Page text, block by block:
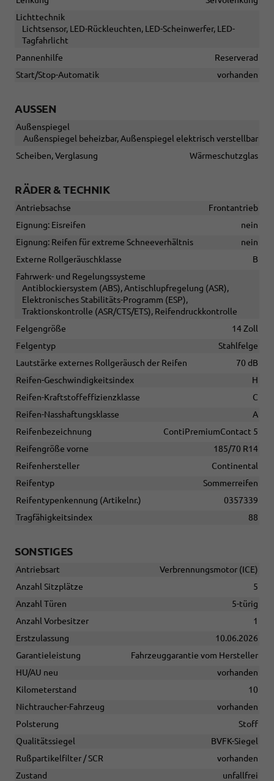
Lichttechnik
Lichtsensor, LED-Rückleuchten, LED-Scheinwerfer, LED-
Tagfahrlicht
Pannenhilfe
Reserverad
Start/Stop-Automatik
vorhanden
AUSSEN
Außenspiegel
Außenspiegel beheizbar, Außenspiegel elektrisch verstellbar
Scheiben, Verglasung
Wärmeschutzglas
RÄDER & TECHNIK
Antriebsachse
Frontantrieb
Eignung: Eisreifen
nein
Eignung: Reifen für extreme Schneeverhältnis
nein
Externe Rollgeräuschklasse
B
Fahrwerk- und Regelungssysteme
Antiblockiersystem (ABS), Antischlupfregelung (ASR),
Elektronisches Stabilitäts-Programm (ESP),
Traktionskontrolle (ASR/CTS/ETS), Reifendruckkontrolle
Felgengröße
14 Zoll
Felgentyp
Stahlfelge
Lautstärke externes Rollgeräusch der Reifen
70 dB
Reifen-Geschwindigkeitsindex
H
Reifen-Kraftstoffeffizienzklasse
C
Reifen-Nasshaftungsklasse
A
Reifenbezeichnung
ContiPremiumContact 5
Reifengröße vorne
185/70 R14
Reifenhersteller
Continental
Reifentyp
Sommerreifen
Reifentypenkennung (Artikelnr.)
0357339
Tragfähigkeitsindex
88
SONSTIGES
Antriebsart
Verbrennungsmotor (ICE)
Anzahl Sitzplätze
5
Anzahl Türen
5-türig
Anzahl Vorbesitzer
1
Erstzulassung
10.06.2026
Garantieleistung
Fahrzeuggarantie vom Hersteller
HU/AU neu
vorhanden
Kilometerstand
10
Nichtraucher-Fahrzeug
vorhanden
Polsterung
Stoff
Qualitätssiegel
BVFK-Siegel
Rußpartikelfilter / SCR
vorhanden
Zustand
unfallfrei